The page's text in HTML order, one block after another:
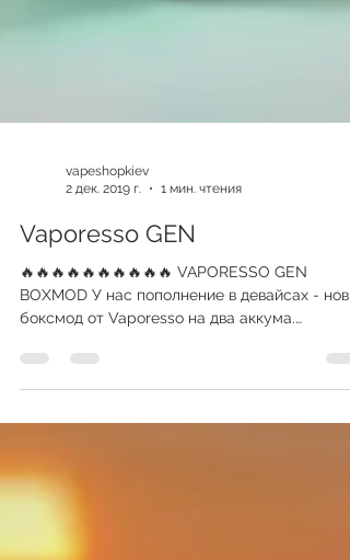
vapeshopkiev
Vaporesso GEN
BOXMOD У нас пополнение в девайсах -
боксмод от Vaporesso на два аккума.